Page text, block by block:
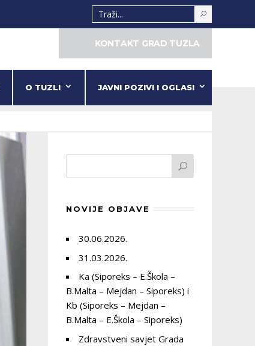
KONTAKT GRAD TUZLA
O TUZLI JAVNI POZIVI I OGLASI
NOVIJE OBJAVE
30.06.2026.
31.03.2026.
Ka (Siporeks – E.Škola –
B.Malta – Mejdan – Siporeks) i
Kb (Siporeks – Mejdan –
B.Malta – E.Škola – Siporeks)
Zdravstveni savjet Grada